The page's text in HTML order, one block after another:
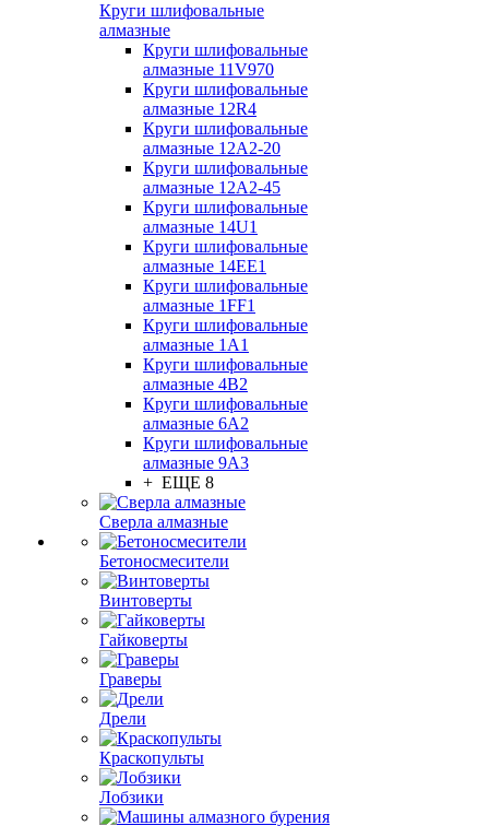
Круги шлифовальные
алмазные
Круги шлифовальные
алмазные 11V970
Круги шлифовальные
алмазные 12R4
Круги шлифовальные
алмазные 12А2-20
Круги шлифовальные
алмазные 12А2-45
Круги шлифовальные
алмазные 14U1
Круги шлифовальные
алмазные 14ЕЕ1
Круги шлифовальные
алмазные 1FF1
Круги шлифовальные
алмазные 1А1
Круги шлифовальные
алмазные 4В2
Круги шлифовальные
алмазные 6A2
Круги шлифовальные
алмазные 9А3
+ ЕЩЕ 8
Сверла алмазные
Бетоносмесители
Винтоверты
Гайковерты
Граверы
Дрели
Краскопульты
Лобзики